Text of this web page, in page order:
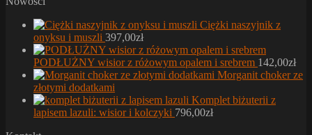
Ciężki naszyjnik z
onyksu i muszli 397,00zł
PODŁUŻNY wisior z różowym opalem i srebrem 142,00zł
Morganit choker ze
złotymi dodatkami
Komplet biżuterii z
lapisem lazuli: wisior i kolczyki 796,00zł